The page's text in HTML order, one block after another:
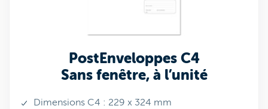
PostEnveloppes C4
Sans fenêtre, à l’unité
Dimensions C4 : 229 x 324 mm